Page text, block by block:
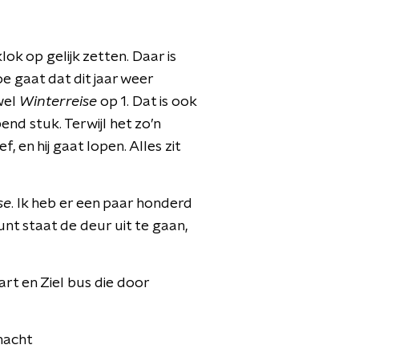
op gelijk zetten. Daar is
gaat dat dit jaar weer
Winterreise op 1. Dat is ook
stuk. Terwijl het zo’n
en hij gaat lopen. Alles zit
. Ik heb er een paar honderd
staat de deur uit te gaan,
en Ziel bus die door